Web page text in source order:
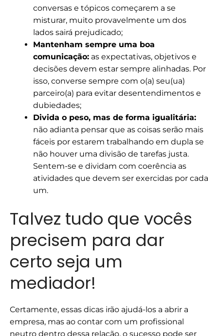
conversas e tópicos começarem a se
misturar, muito provavelmente um dos
lados sairá prejudicado;
Mantenham sempre uma boa
comunicação: as expectativas, objetivos e
decisões devem estar sempre alinhadas. Por
isso, converse sempre com o(a) seu(ua)
parceiro(a) para evitar desentendimentos e
dubiedades;
Divida o peso, mas de forma igualitária:
não adianta pensar que as coisas serão mais
fáceis por estarem trabalhando em dupla se
não houver uma divisão de tarefas justa.
Sentem-se e dividam com coerência as
atividades que devem ser exercidas por cada
um.
Talvez tudo que vocês
precisem para dar
certo seja um
mediador!
Certamente, essas dicas irão ajudá-los a abrir a
empresa, mas ao contar com um profissional
neutro dentro dessa relação, o sucesso pode ser